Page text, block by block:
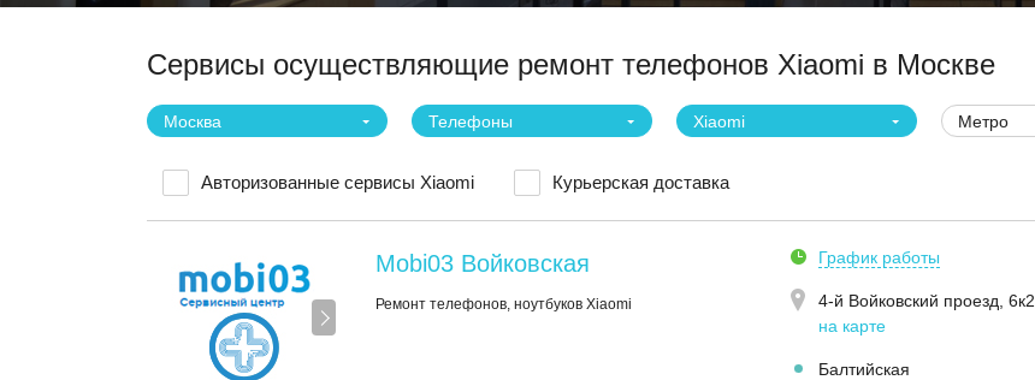
Сервисы осуществляющие ремонт телефонов Xiaomi в Москве
Москва Телефоны Xiaomi Метро
Авторизованные сервисы Xiaomi Курьерская доставка
Mobi03 Войковская
Ремонт телефонов, ноутбуков Xiaomi
График работы
4-й Войковский проезд, 6к2
на карте
Балтийская